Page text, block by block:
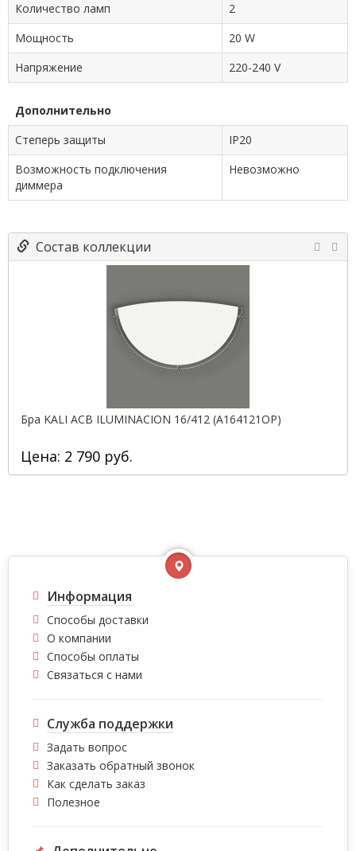
Количество ламп
2
Мощность
20 W
Напряжение
220-240 V
Дополнительно
Степерь защиты
IP20
Возможность подключения
диммера
Невозможно
Состав коллекции
Бра KALI ACB ILUMINACION 16/412 (A164121OP)
Цена: 2 790 руб.
Информация
Способы доставки
О компании
Способы оплаты
Связаться с нами
Служба поддержки
Задать вопрос
Заказать обратный звонок
Как сделать заказ
Полезное